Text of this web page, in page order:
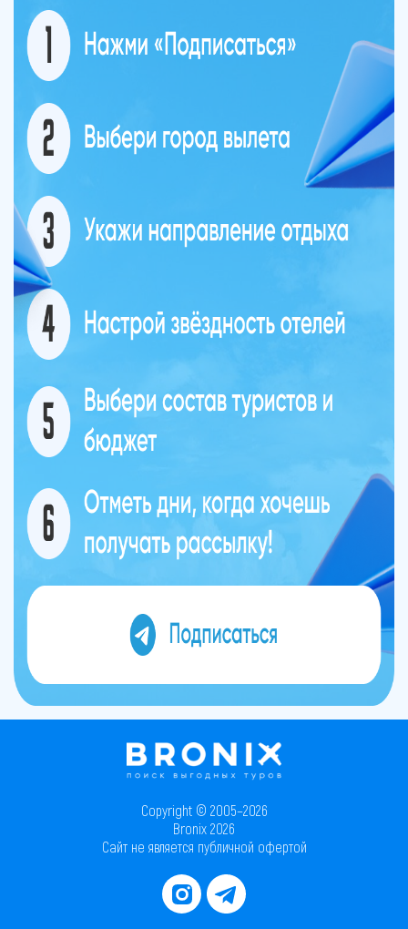
Copyright © 2005–2026
Bronix 2026
Сайт не является публичной офертой